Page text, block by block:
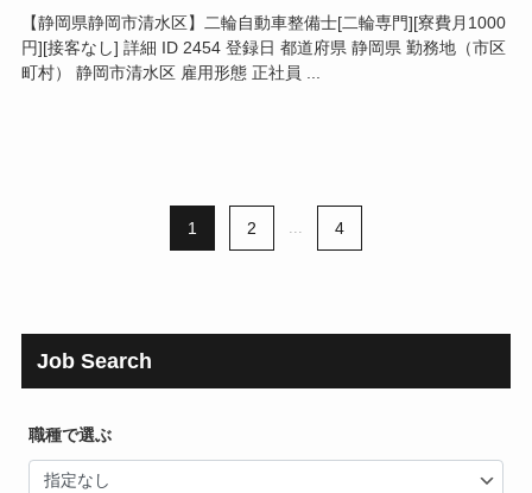
【静岡県静岡市清水区】二輪自動車整備士[二輪専門][寮費月1000
円][接客なし] 詳細 ID 2454 登録日 都道府県 静岡県 勤務地（市区
町村） 静岡市清水区 雇用形態 正社員 ...
1 2 4
Job Search
職種で選ぶ